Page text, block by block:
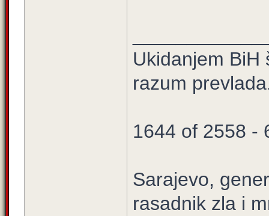
Ukidanjem BiH
razum
1644 of 2558 -
Sarajevo,
rasadnik zla i